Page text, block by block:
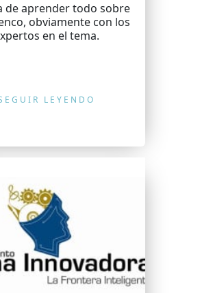
de aprender todo sobre
obviamente con los
en el tema.
LEYENDO